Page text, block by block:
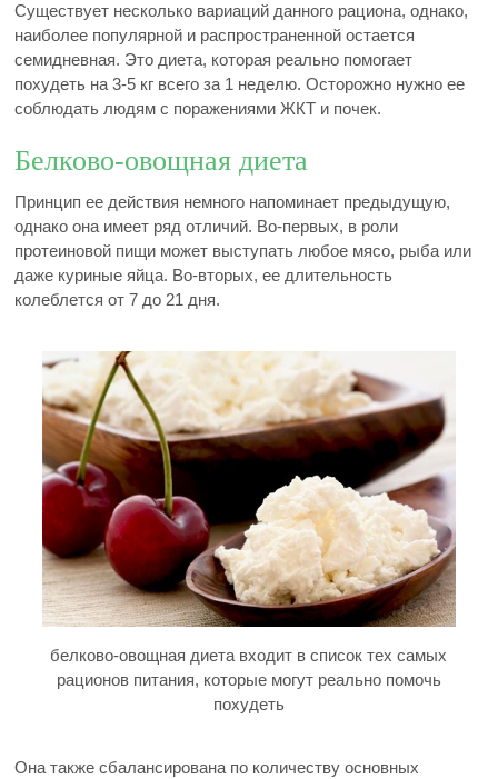
Существует несколько вариаций данного рациона, однако,
наиболее популярной и распространенной остается
семидневная. Это диета, которая реально помогает
похудеть на 3-5 кг всего за 1 неделю. Осторожно нужно ее
соблюдать людям с поражениями ЖКТ и почек.
Белково-овощная диета
Принцип ее действия немного напоминает предыдущую,
однако она имеет ряд отличий. Во-первых, в роли
протеиновой пищи может выступать любое мясо, рыба или
даже куриные яйца. Во-вторых, ее длительность
колеблется от 7 до 21 дня.
белково-овощная диета входит в список тех самых
рационов питания, которые могут реально помочь
похудеть
Она также сбалансирована по количеству основных